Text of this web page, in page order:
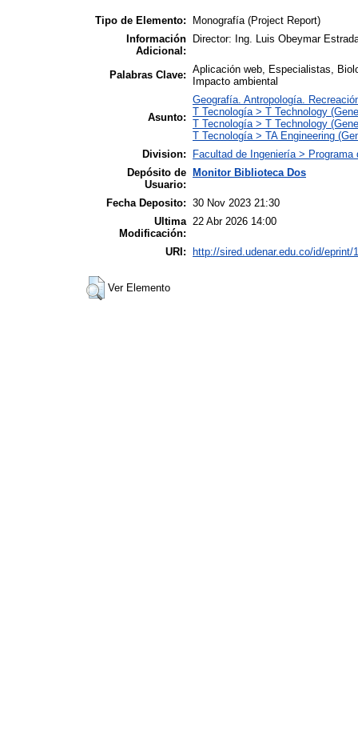
Tipo de Elemento:
Monografía (Project Report)
Información
Adicional:
Director: Ing. Luis Obeymar
Palabras Clave: Aplicación web, Especialistas,
Impacto ambiental
Asunto:
Geografía. Antropología.
T Tecnología > T Technology
T Tecnología > T Technology
T Tecnología > TA Engineering
Division:
Facultad de Ingeniería >
Depósito de
Usuario:
Monitor Biblioteca Dos
Fecha Deposito: 30 Nov 2023 21:30
Ultima
Modificación:
22 Abr 2026 14:00
URI: http://sired.udenar.edu.co/id/eprint/
Ver Elemento